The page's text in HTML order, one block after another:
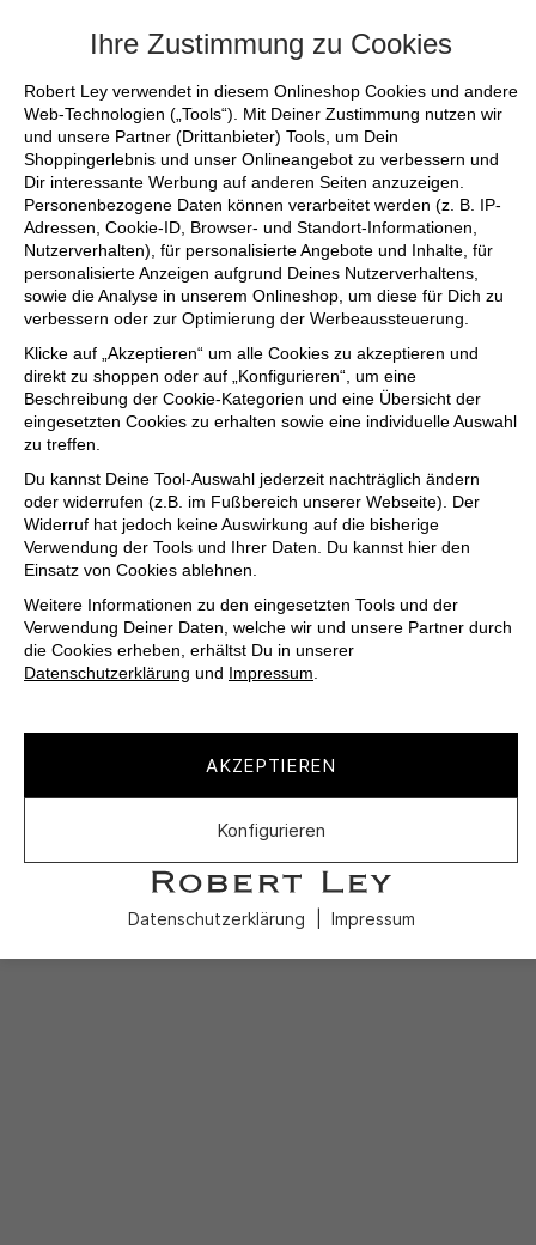
Ihre Zustimmung zu Cookies
Robert Ley verwendet in diesem Onlineshop Cookies und andere
Web-Technologien („Tools“). Mit Deiner Zustimmung nutzen wir
und unsere Partner (Drittanbieter) Tools, um Dein
Shoppingerlebnis und unser Onlineangebot zu verbessern und
Dir interessante Werbung auf anderen Seiten anzuzeigen.
Personenbezogene Daten können verarbeitet werden (z. B. IP-
Adressen, Cookie-ID, Browser- und Standort-Informationen,
Nutzerverhalten), für personalisierte Angebote und Inhalte, für
personalisierte Anzeigen aufgrund Deines Nutzerverhaltens,
sowie die Analyse in unserem Onlineshop, um diese für Dich zu
verbessern oder zur Optimierung der Werbeaussteuerung.
Klicke auf „Akzeptieren“ um alle Cookies zu akzeptieren und
direkt zu shoppen oder auf „Konfigurieren“, um eine
Beschreibung der Cookie-Kategorien und eine Übersicht der
eingesetzten Cookies zu erhalten sowie eine individuelle Auswahl
zu treffen.
Du kannst Deine Tool-Auswahl jederzeit nachträglich ändern
oder widerrufen (z.B. im Fußbereich unserer Webseite). Der
Widerruf hat jedoch keine Auswirkung auf die bisherige
Verwendung der Tools und Ihrer Daten. Du kannst hier den
Einsatz von Cookies ablehnen.
Weitere Informationen zu den eingesetzten Tools und der
Verwendung Deiner Daten, welche wir und unsere Partner durch
die Cookies erheben, erhältst Du in unserer
Datenschutzerklärung und Impressum.
AKZEPTIEREN
Konfigurieren
Datenschutzerklärung Impressum